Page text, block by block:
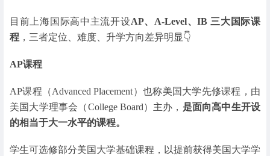
目前上海国际高中主流开设AP、A-Level、IB 三大国际课
程 ，三者定位、难度、升学方向差异明显👇
AP课程
AP课程（Advanced Placement）也称美国大学先修课程，由
美国大学理事会（College Board）主办， 是面向高中生开设
的相当于大一水平的课程。
学生可选修部分美国大学基础课程，以提前获得美国大学学